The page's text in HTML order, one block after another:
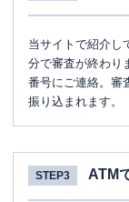
当サイトで紹介し
分で審査が終わり
番号にご連絡。審
振り込まれます。
STEP3 ATM